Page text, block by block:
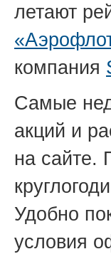
летают
компания
Самые
акций и
на сайте.
Удобно
условия